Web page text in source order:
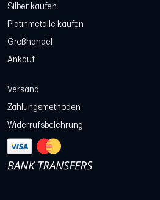
Silber kaufen
Platinmetalle kaufen
Großhandel
Ankauf
Versand
Zahlungsmethoden
Widerrufsbelehrung